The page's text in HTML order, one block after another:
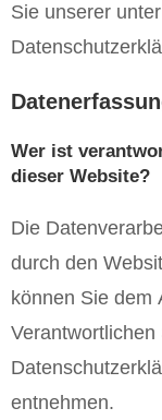
Sie unserer
Wer ist
dieser Website?
Die
durch den
können Sie dem
Verantwortlichen
entnehmen.